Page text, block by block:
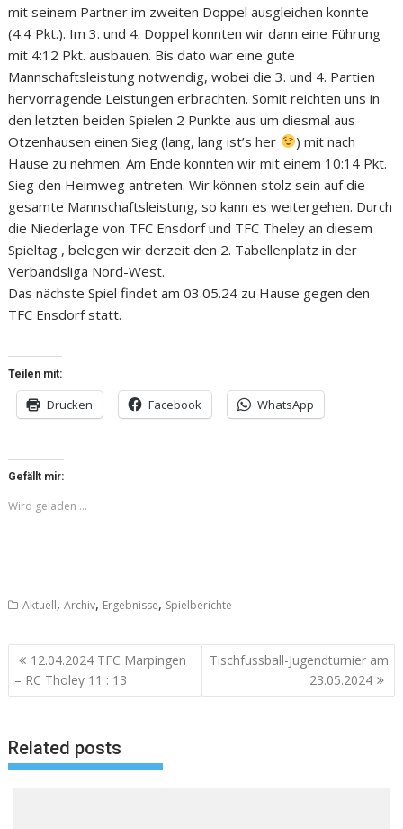
mit seinem Partner im zweiten Doppel ausgleichen konnte
(4:4 Pkt.). Im 3. und 4. Doppel konnten wir dann eine Führung
mit 4:12 Pkt. ausbauen. Bis dato war eine gute
Mannschaftsleistung notwendig, wobei die 3. und 4. Partien
hervorragende Leistungen erbrachten. Somit reichten uns in
den letzten beiden Spielen 2 Punkte aus um diesmal aus
Otzenhausen einen Sieg (lang, lang ist’s her
) mit nach
Hause zu nehmen. Am Ende konnten wir mit einem 10:14 Pkt.
Sieg den Heimweg antreten. Wir können stolz sein auf die
gesamte Mannschaftsleistung, so kann es weitergehen. Durch
die Niederlage von TFC Ensdorf und TFC Theley an diesem
Spieltag , belegen wir derzeit den 2. Tabellenplatz in der
Verbandsliga Nord-West.
Das nächste Spiel findet am 03.05.24 zu Hause gegen den
TFC Ensdorf statt.
Teilen mit:
Drucken Facebook WhatsApp
Gefällt mir:
Wird geladen …
Aktuell,Archiv, Ergebnisse, Spielberichte
Beitragsnavigation
12.04.2024 TFC Marpingen
– RC Tholey 11 : 13
Tischfussball-Jugendturnier am
23.05.2024
Related posts